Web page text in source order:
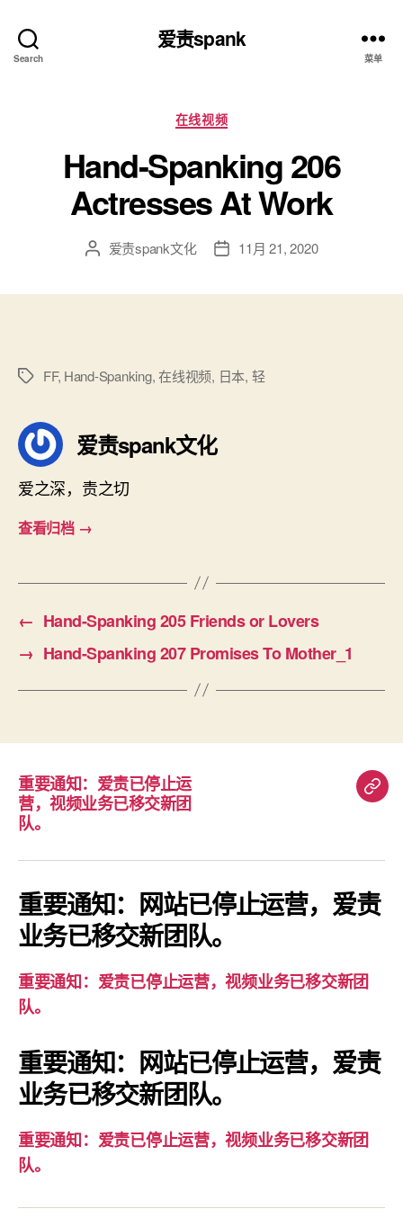
Search
爱责spank
菜单
分
类
在线视频
Hand-Spanking 206
Actresses At Work
文 爱责spank文化
发 11月 21, 2020
标
FF, Hand-Spanking,在线视频, 日本, 轻
爱责spank文化
爱之深，责之切
查看归档 →
← Hand-Spanking 205 Friends or Lovers
→ Hand-Spanking 207 Promises To Mother_1
重要通知：爱责已停止运
营，视频业务已移交新团
队。
重
知：
爱
责
视
重要通知：网站已停止运营，爱责
业务已移交新团队。
重要通知：爱责已停止运营，视频业务已移交新团
队。
重要通知：网站已停止运营，爱责
业务已移交新团队。
重要通知：爱责已停止运营，视频业务已移交新团
队。